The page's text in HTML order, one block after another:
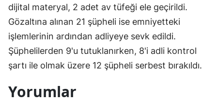
Erzincan
Erzurum
Eskişehir
Gaziantep
dijital materyal, 2 adet av tüfeği ele geçirildi.
Gözaltına alınan 21 şüpheli ise emniyetteki
işlemlerinin ardından adliyeye sevk edildi.
Şüphelilerden 9'u tutuklanırken, 8'i adli kontrol
şartı ile olmak üzere 12 şüpheli serbest bırakıldı.
Yorumlar